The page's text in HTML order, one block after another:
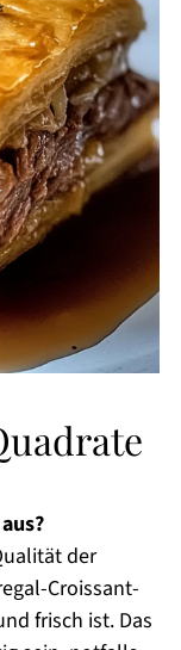
der
Croissant-
frisch ist. Das